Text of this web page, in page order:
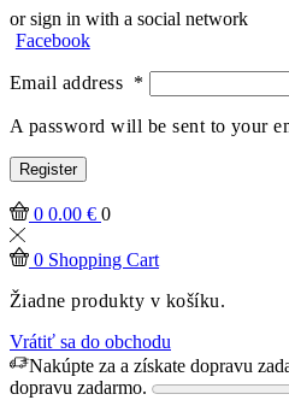
or sign in with a social network
Facebook
Email address *
A password will be sent to your
Register
0 0.00 € 0
0 Shopping Cart
Žiadne produkty v košíku.
Vrátiť sa do obchodu
Nakúpte za a získate dopravu
dopravu zadarmo.